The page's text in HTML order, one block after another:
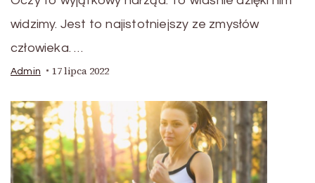
widzimy. Jest to najistotniejszy ze zmysłów
człowieka. …
Admin 17 lipca 2022